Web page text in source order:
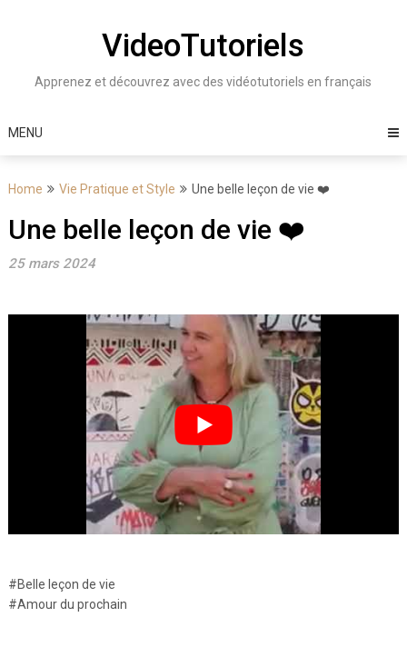
VideoTutoriels
Apprenez et découvrez avec des vidéotutoriels en français
MENU
Home Vie Pratique et Style Une belle leçon de vie ❤️
Une belle leçon de vie ❤️
25 mars 2024
#Belle leçon de vie
#Amour du prochain